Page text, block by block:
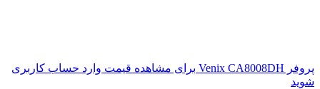
پروفر Venix CA8008DH
برای مشاهده قیمت وارد حساب کاربری
شوید